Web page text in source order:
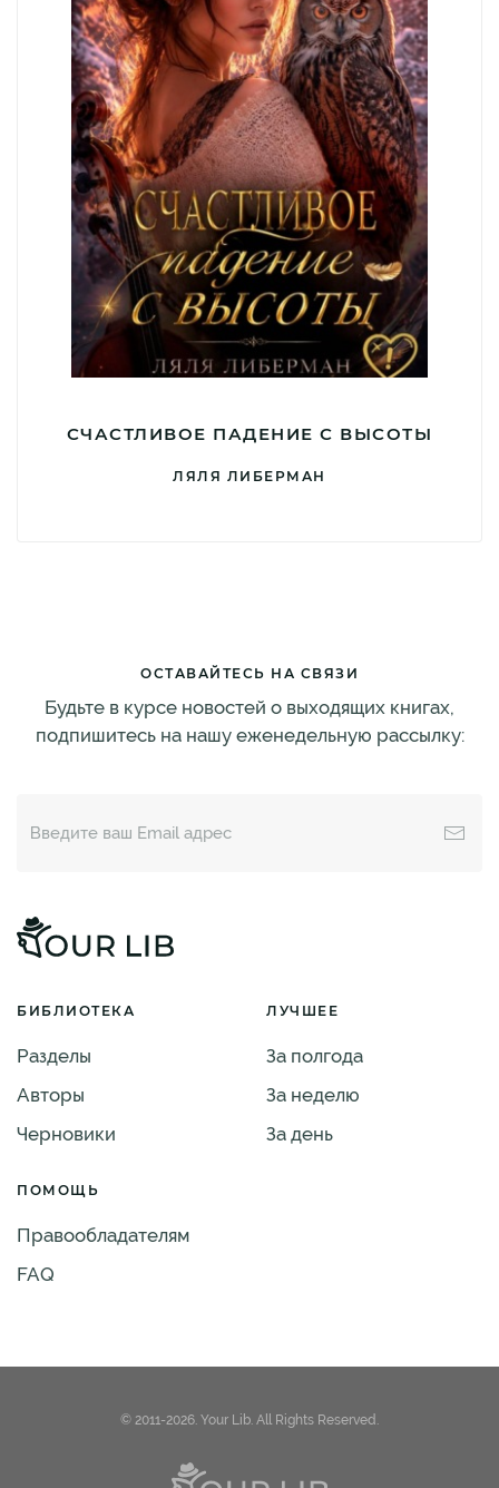
СЧАСТЛИВОЕ ПАДЕНИЕ С ВЫСОТЫ
ЛЯЛЯ ЛИБЕРМАН
ОСТАВАЙТЕСЬ НА СВЯЗИ
Будьте в курсе новостей о выходящих книгах,
подпишитесь на нашу еженедельную рассылку:
БИБЛИОТЕКА
Разделы
Авторы
Черновики
ЛУЧШЕЕ
За полгода
За неделю
За день
ПОМОЩЬ
Правообладателям
FAQ
© 2011-2026. Your Lib. All Rights Reserved.